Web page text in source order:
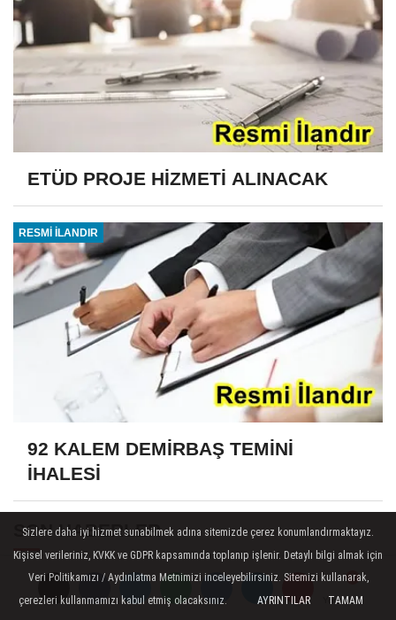
Yorumlar
Yorumlar
ETÜD PROJE HİZMETİ ALINACAK
RESMİ İLANDIR
92 KALEM DEMİRBAŞ TEMİNİ
İHALESİ
SON HABERLER
Savunma Sanayisi'nde yerlilik
oranı yüzde 83'e ulaştı!
Sizlere daha iyi hizmet sunabilmek adına sitemizde çerez konumlandırmaktayız.
Kişisel verileriniz, KVKK ve GDPR kapsamında toplanıp işlenir. Detaylı bilgi almak için
Veri Politikamızı / Aydınlatma Metnimizi inceleyebilirsiniz. Sitemizi kullanarak,
çerezleri kullanmamızı kabul etmiş olacaksınız.
AYRINTILAR TAMAM